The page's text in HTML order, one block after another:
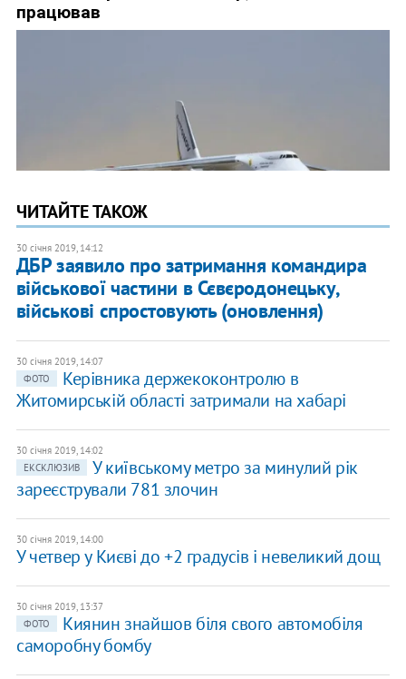
ЧИТАЙТЕ ТАКОЖ
30 січня 2019, 14:12
ДБР заявило про затримання командира
військової частини в Сєвєродонецьку,
військові спростовують (оновлення)
30 січня 2019, 14:07
ФОТО
Керівника держекоконтролю в
Житомирській області затримали на хабарі
30 січня 2019, 14:02
ЕКСКЛЮЗИВ
У київському метро за минулий рік
зареєстрували 781 злочин
30 січня 2019, 14:00
У четвер у Києві до +2 градусів і невеликий дощ
30 січня 2019, 13:37
ФОТО
Киянин знайшов біля свого автомобіля
саморобну бомбу